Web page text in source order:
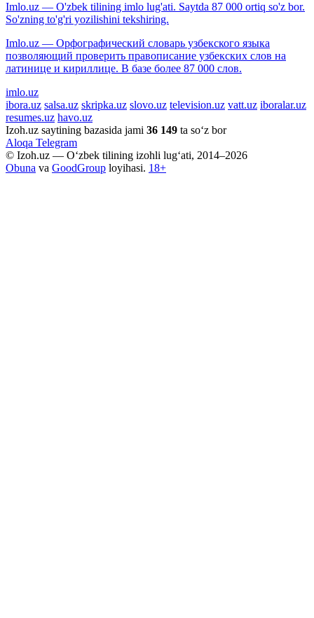
Imlo.uz — O'zbek tilining imlo lug'ati. Saytda 87 000 ortiq so'z bor.
So'zning to'g'ri yozilishini tekshiring.
Imlo.uz — Орфографический словарь узбекского языка
позволяющий проверить правописание узбекских слов на
латинице и кириллице. В базе более 87 000 слов.
imlo.uz
ibora.uz salsa.uz skripka.uz slovo.uz television.uz vatt.uz iboralar.uz
resumes.uz havo.uz
Izoh.uz saytining bazasida jami 36 149 ta so‘z bor
Aloqa Telegram
© Izoh.uz — O‘zbek tilining izohli lug‘ati, 2014–2026
Obuna va GoodGroup loyihasi. 18+